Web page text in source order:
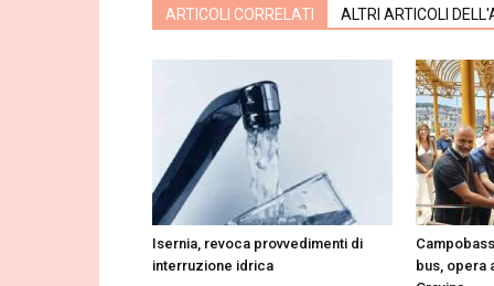
ARTICOLI CORRELATI ALTRI ARTICOLI
Isernia, revoca provvedimenti di
interruzione idrica
bus, opera